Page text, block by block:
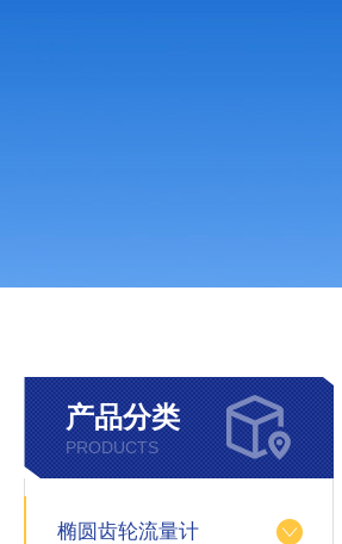
产品分类
PRODUCTS
椭圆齿轮流量计